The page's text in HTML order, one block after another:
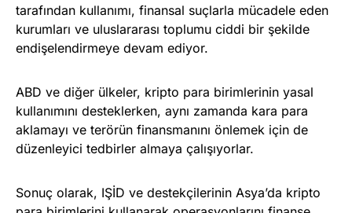
tarafından kullanımı, finansal suçlarla mücadele eden
kurumları ve uluslararası toplumu ciddi bir şekilde
endişelendirmeye devam ediyor.
ABD ve diğer ülkeler, kripto para birimlerinin yasal
kullanımını desteklerken, aynı zamanda kara para
aklamayı ve terörün finansmanını önlemek için de
düzenleyici tedbirler almaya çalışıyorlar.
Sonuç olarak, IŞİD ve destekçilerinin Asya’da kripto